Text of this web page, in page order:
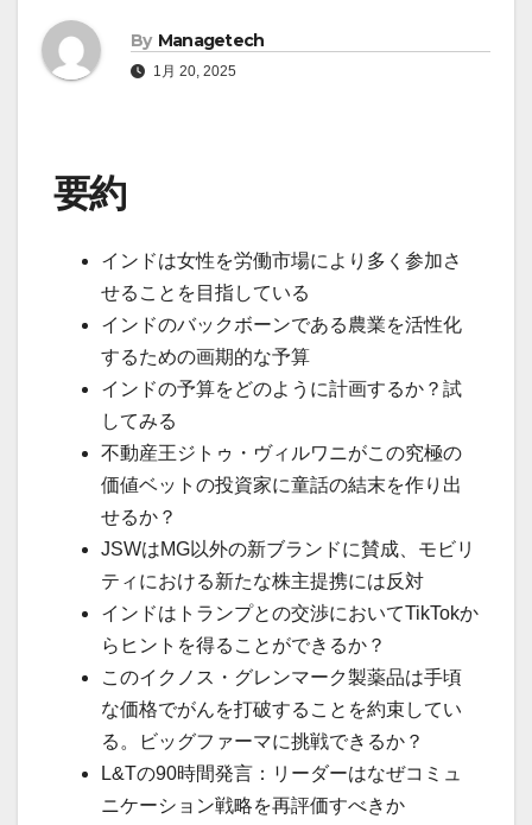
By Managetech
1月 20, 2025
要約
インドは女性を労働市場により多く参加さ
せることを目指している
インドのバックボーンである農業を活性化
するための画期的な予算
インドの予算をどのように計画するか？試
してみる
不動産王ジトゥ・ヴィルワニがこの究極の
価値ベットの投資家に童話の結末を作り出
せるか？
JSWはMG以外の新ブランドに賛成、モビリ
ティにおける新たな株主提携には反対
インドはトランプとの交渉においてTikTokか
らヒントを得ることができるか？
このイクノス・グレンマーク製薬品は手頃
な価格でがんを打破することを約束してい
る。ビッグファーマに挑戦できるか？
L&Tの90時間発言：リーダーはなぜコミュ
ニケーション戦略を再評価すべきか